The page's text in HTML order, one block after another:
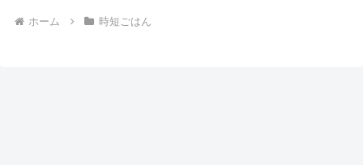
ホーム 時短ごはん